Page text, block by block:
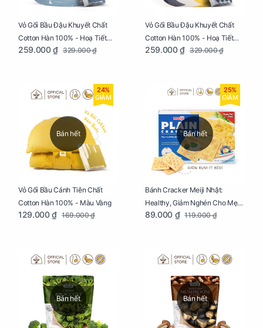
Vỏ Gối Bầu Đậu Khuyết Chất
Cotton Hàn 100% - Hoạ Tiết
Thông Lạnh
259.000 ₫ 329.000 ₫
Vỏ Gối Bầu Đậu Khuyết Chất
Cotton Hàn 100% - Hoạ Tiết
Ziczac
259.000 ₫ 329.000 ₫
Bán hết
24%
GIẢM
Vỏ Gối Bầu Cánh Tiên Chất
Cotton Hàn 100% - Màu Vàng
129.000 ₫ 169.000 ₫
Bán hết
25%
GIẢM
Bánh Cracker Meiji Nhật:
Healthy, Giảm Nghén Cho Mẹ
Bầu Hộp 104g
89.000 ₫ 119.000 ₫
Bán hết Bán hết